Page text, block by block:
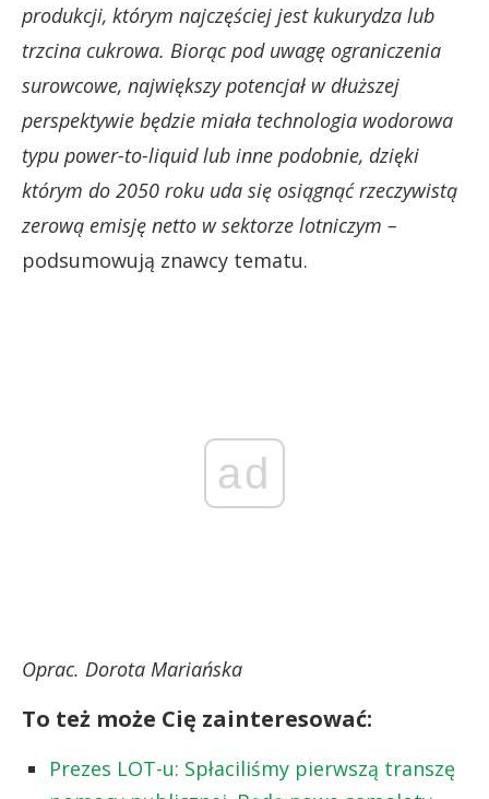
produkcji, którym najczęściej jest kukurydza lub
trzcina cukrowa. Biorąc pod uwagę ograniczenia
surowcowe, największy potencjał w dłuższej
perspektywie będzie miała technologia wodorowa
typu power-to-liquid lub inne podobnie, dzięki
którym do 2050 roku uda się osiągnąć rzeczywistą
zerową emisję netto w sektorze lotniczym –
podsumowują znawcy tematu.
ad
Oprac. Dorota Mariańska
To też może Cię zainteresować:
Prezes LOT-u: Spłaciliśmy pierwszą transzę